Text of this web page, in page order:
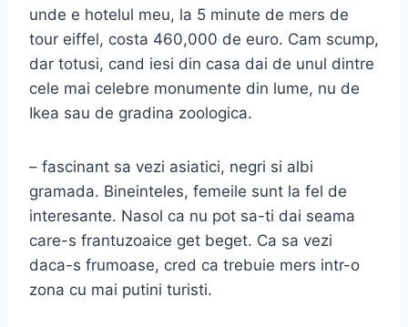
unde e hotelul meu, la 5 minute de mers de
tour eiffel, costa 460,000 de euro. Cam scump,
dar totusi, cand iesi din casa dai de unul dintre
cele mai celebre monumente din lume, nu de
Ikea sau de gradina zoologica.
– fascinant sa vezi asiatici, negri si albi
gramada. Bineinteles, femeile sunt la fel de
interesante. Nasol ca nu pot sa-ti dai seama
care-s frantuzoaice get beget. Ca sa vezi
daca-s frumoase, cred ca trebuie mers intr-o
zona cu mai putini turisti.